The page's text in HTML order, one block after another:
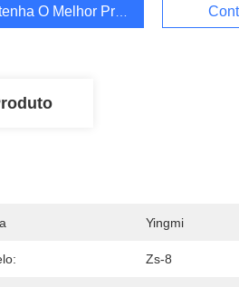
O Melhor Preço
Yingmi
Zs-8